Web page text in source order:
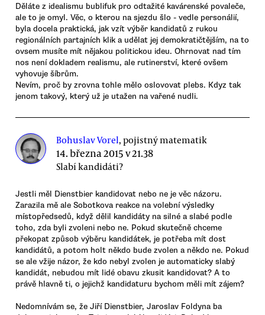
Děláte z idealismu bublifuk pro odtažité kavárenské povaleče,
ale to je omyl. Věc, o kterou na sjezdu šlo - vedle personálií,
byla docela praktická, jak vzít výběr kandidatů z rukou
regionálních partajních klik a udělat jej demokratičtějším, na to
ovsem musíte mít nějakou politickou ideu. Ohrnovat nad tím
nos není dokladem realismu, ale rutinerství, které ovšem
vyhovuje šíbrům.
Nevím, proč by zrovna tohle mělo oslovovat plebs. Kdyz tak
jenom takový, který už je utažen na vařené nudli.
Bohuslav Vorel, pojistný matematik
14. března 2015 v 21.38
Slabí kandidáti?
Jestli měl Dienstbier kandidovat nebo ne je věc názoru.
Zarazila mě ale Sobotkova reakce na volební výsledky
místopředsedů, když dělil kandidáty na silné a slabé podle
toho, zda byli zvoleni nebo ne. Pokud skutečně chceme
překopat způsob výběru kandidátek, je potřeba mít dost
kandidátů, a potom holt někdo bude zvolen a někdo ne. Pokud
se ale vžije názor, že kdo nebyl zvolen je automaticky slabý
kandidát, nebudou mít lidé obavu zkusit kandidovat? A to
právě hlavně ti, o jejichž kandidaturu bychom měli mít zájem?
Nedomnívám se, že Jiří Dienstbier, Jaroslav Foldyna ba